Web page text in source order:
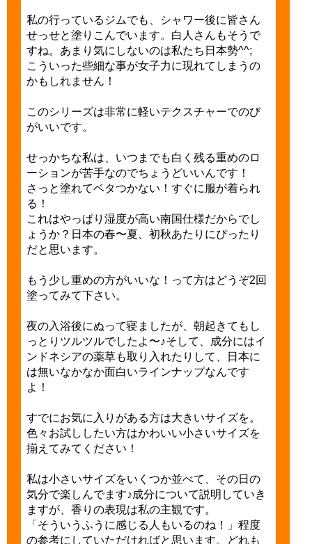
私の行っているジムでも、シャワー後に皆さん
せっせと塗りこんでいます。白人さんもそうで
すね。あまり気にしないのは私たち日本勢^^;
こういった些細な事が女子力に現れてしまうの
かもしれません！
このシリーズは非常に軽いテクスチャーでのび
がいいです。
せっかちな私は、いつまでも白く残る重めのロ
ーションが苦手なのでちょうどいいんです！
さっと塗れてベタつかない！すぐに服が着られ
る！
これはやっぱり湿度が高い南国仕様だからでし
ょうか？日本の春〜夏、初秋あたりにぴったり
だと思います。
もう少し重めの方がいいな！って方はどうぞ2回
塗ってみて下さい。
夜の入浴後にぬって寝ましたが、朝起きてもし
っとりツルツルでしたよ〜♪そして、成分にはイ
ンドネシアの薬草も取り入れたりして、日本に
は無いなかなか面白いラインナップなんです
よ！
すでにお気に入りがある方は大きいサイズを。
色々お試ししたい方はかわいい小さいサイズを
揃えてみてください！
私は小さいサイズをいくつか並べて、その日の
気分で楽しんでます♪成分について説明していき
ますが、香りの表現は私の主観です。
「そういうふうに感じる人もいるのね！」程度
の参考にしていただければと思います。どれも